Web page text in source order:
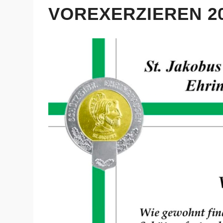
VOREXERZIEREN